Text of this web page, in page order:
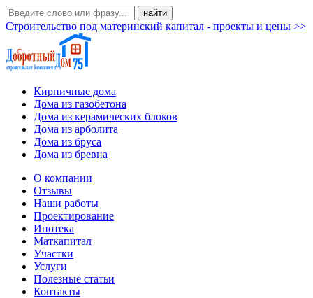
Строительство под материнский капитал - проекты и цены >>
Кирпичные дома
Дома из газобетона
Дома из керамических блоков
Дома из арболита
Дома из бруса
Дома из бревна
О компании
Отзывы
Наши работы
Проектирование
Ипотека
Маткапитал
Участки
Услуги
Полезные статьи
Контакты